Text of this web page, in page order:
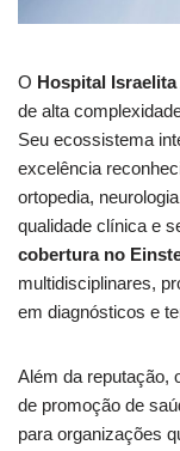
O Hospital
de alta
Seu ecossistema
excelência
ortopedia,
qualidade clínica e
cobertura no
multidisciplinares,
em diagnósticos e
Além da reputação,
de promoção de
para organizações